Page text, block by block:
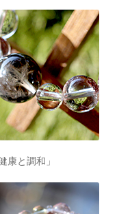
康と調和」